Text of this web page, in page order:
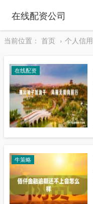
在线配资公司
当前位置： 首页 个人信用
在线配资
牛策略